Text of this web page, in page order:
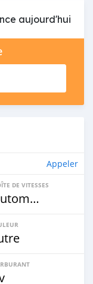
aujourd'hui
Appeler
DE VITESSES
Automatique